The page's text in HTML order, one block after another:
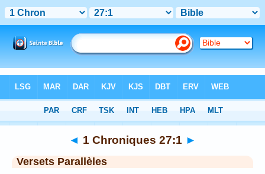
>Chapitre 27 > Verset 1
◄ 1 Chroniques 27:1 ►
Versets Parallèles